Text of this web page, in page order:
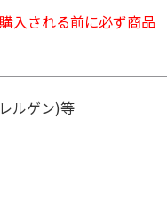
入される前に必ず商品
ルゲン)等